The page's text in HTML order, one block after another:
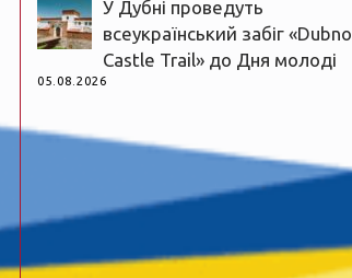
У Дубні проведуть
всеукраїнський забіг «Dubno
Castle Trail» до Дня молоді
05.08.2026